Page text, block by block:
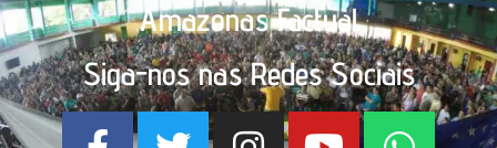
Amazonas Factual
Siga-nos nas Redes Sociais